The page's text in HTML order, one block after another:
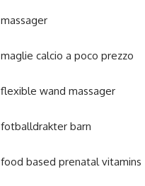
massager
maglie calcio a poco prezzo
flexible wand massager
fotballdrakter barn
food based prenatal vitamins